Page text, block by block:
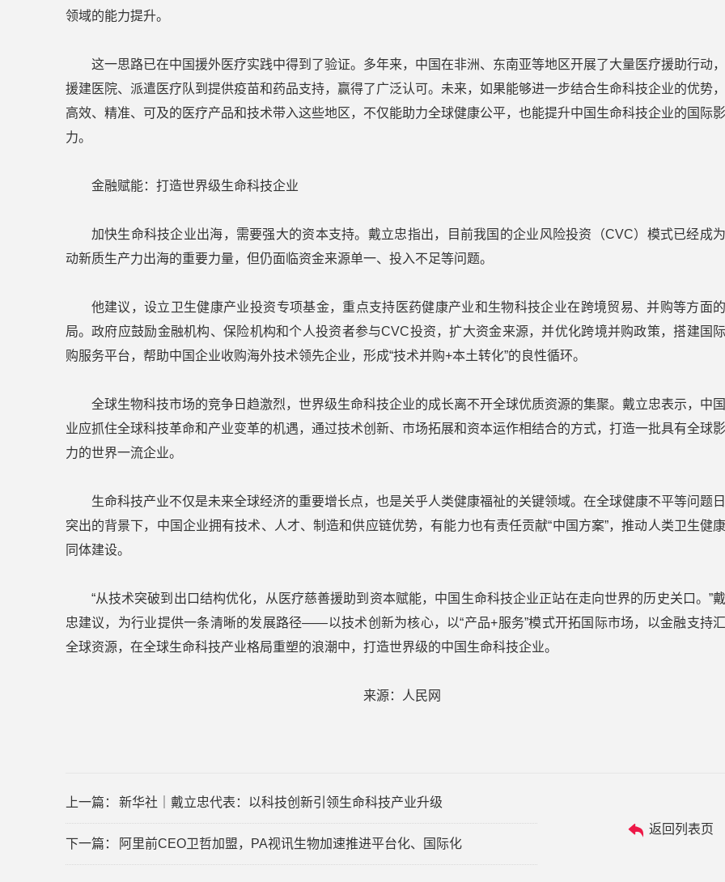
领域的能力提升。
这一思路已在中国援外医疗实践中得到了验证。多年来，中国在非洲、东南亚等地区开展了大量医疗援助行动
援建医院、派遣医疗队到提供疫苗和药品支持，赢得了广泛认可。未来，如果能够进一步结合生命科技企业的优势
高效、精准、可及的医疗产品和技术带入这些地区，不仅能助力全球健康公平，也能提升中国生命科技企业的国际
力。
金融赋能：打造世界级生命科技企业
加快生命科技企业出海，需要强大的资本支持。戴立忠指出，目前我国的企业风险投资（CVC）模式已经成
动新质生产力出海的重要力量，但仍面临资金来源单一、投入不足等问题。
他建议，设立卫生健康产业投资专项基金，重点支持医药健康产业和生物科技企业在跨境贸易、并购等方面
局。政府应鼓励金融机构、保险机构和个人投资者参与CVC投资，扩大资金来源，并优化跨境并购政策，搭建国
购服务平台，帮助中国企业收购海外技术领先企业，形成“技术并购+本土转化”的良性循环。
全球生物科技市场的竞争日趋激烈，世界级生命科技企业的成长离不开全球优质资源的集聚。戴立忠表示，中
业应抓住全球科技革命和产业变革的机遇，通过技术创新、市场拓展和资本运作相结合的方式，打造一批具有全球
力的世界一流企业。
生命科技产业不仅是未来全球经济的重要增长点，也是关乎人类健康福祉的关键领域。在全球健康不平等问题
突出的背景下，中国企业拥有技术、人才、制造和供应链优势，有能力也有责任贡献“中国方案”，推动人类卫生健
同体建设。
“从技术突破到出口结构优化，从医疗慈善援助到资本赋能，中国生命科技企业正站在走向世界的历史关口。”
忠建议，为行业提供一条清晰的发展路径——以技术创新为核心，以“产品+服务”模式开拓国际市场，以金融支持
全球资源，在全球生命科技产业格局重塑的浪潮中，打造世界级的中国生命科技企业。
来源：人民网
上一篇： 新华社｜戴立忠代表：以科技创新引领生命科技产业升级
下一篇： 阿里前CEO卫哲加盟，PA视讯生物加速推进平台化、国际化
返回列表页